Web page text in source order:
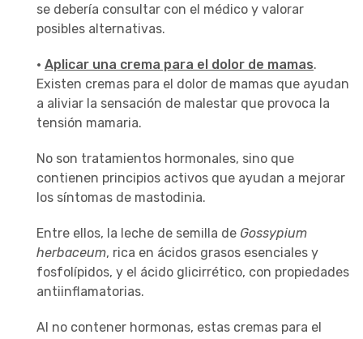
se debería consultar con el médico y valorar
posibles alternativas.
· Aplicar una crema para el dolor de mamas.
Existen cremas para el dolor de mamas que ayudan
a aliviar la sensación de malestar que provoca la
tensión mamaria.
No son tratamientos hormonales, sino que
contienen principios activos que ayudan a mejorar
los síntomas de mastodinia.
Entre ellos, la leche de semilla de Gossypium
herbaceum, rica en ácidos grasos esenciales y
fosfolípidos, y el ácido glicirrético, con propiedades
antiinflamatorias.
Al no contener hormonas, estas cremas para el